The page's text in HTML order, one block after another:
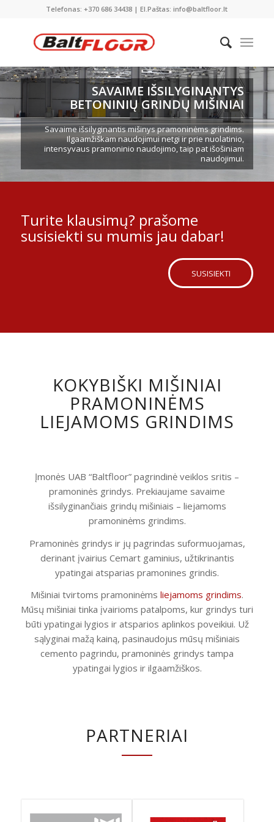
Telefonas: +370 686 34438 | El.Paštas: info@baltfloor.lt
SAVAIME IŠSILYGINANTYS
BETONINIŲ GRINDŲ MIŠINIAI
Savaime išsilyginantis mišinys pramoninėms grindims.
Ilgaamžiškam naudojimui netgi ir prie nuolatinio,
intensyvaus pramoninio naudojimo, taip pat išošiniam
naudojimui.
Turite klausimų? prašome
susisiekti su mumis jau dabar!
SUSISIEKTI
KOKYBIŠKI MIŠINIAI
PRAMONINĖMS
LIEJAMOMS GRINDIMS
Įmonės UAB “Baltfloor” pagrindinė veiklos sritis –
pramoninės grindys. Prekiaujame savaime
išsilyginančiais grindų mišiniais – liejamoms
pramoninėms grindims.
Pramoninės grindys ir jų pagrindas suformuojamas,
derinant įvairius Cemart gaminius, užtikrinantis
ypatingai atsparias pramonines grindis.
Mišiniai tvirtoms pramoninėms liejamoms grindims.
Mūsų mišiniai tinka įvairioms patalpoms, kur grindys turi
būti ypatingai lygios ir atsparios aplinkos poveikiui. Už
sąlyginai mažą kainą, pasinaudojus mūsų mišiniais
cemento pagrindu, pramoninės grindys tampa
ypatingai lygios ir ilgaamžiškos.
PARTNERIAI